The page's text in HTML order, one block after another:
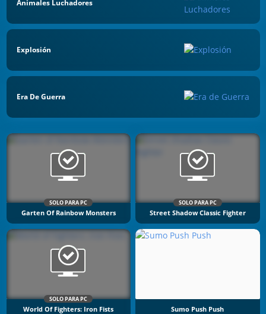
Animales Luchadores
Explosión
Era De Guerra
SOLO PARA PC
Garten Of Rainbow Monsters
SOLO PARA PC
Street Shadow Classic Fighter
SOLO PARA PC
World Of Fighters: Iron Fists Sumo Push Push